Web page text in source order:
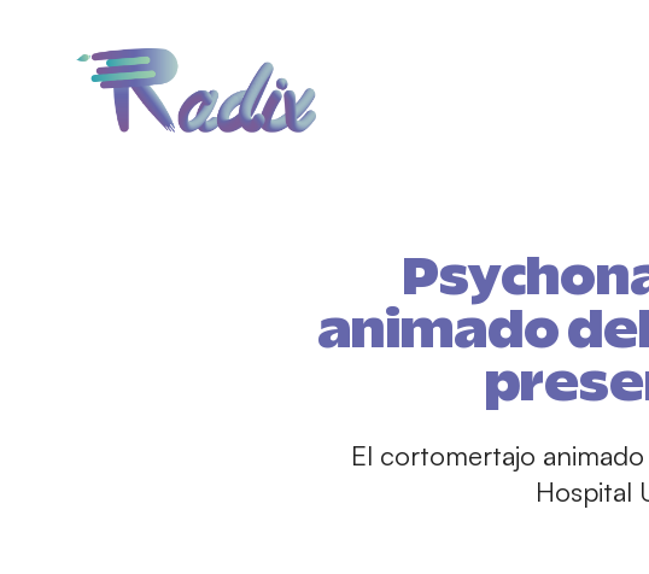
animado
El cortomertajo
Hospital